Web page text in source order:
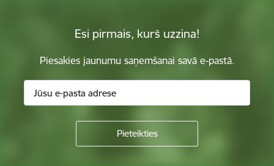
Esi pirmais, kurš uzzina!
Piesakies jaunumu saņemšanai savā e-pastā.